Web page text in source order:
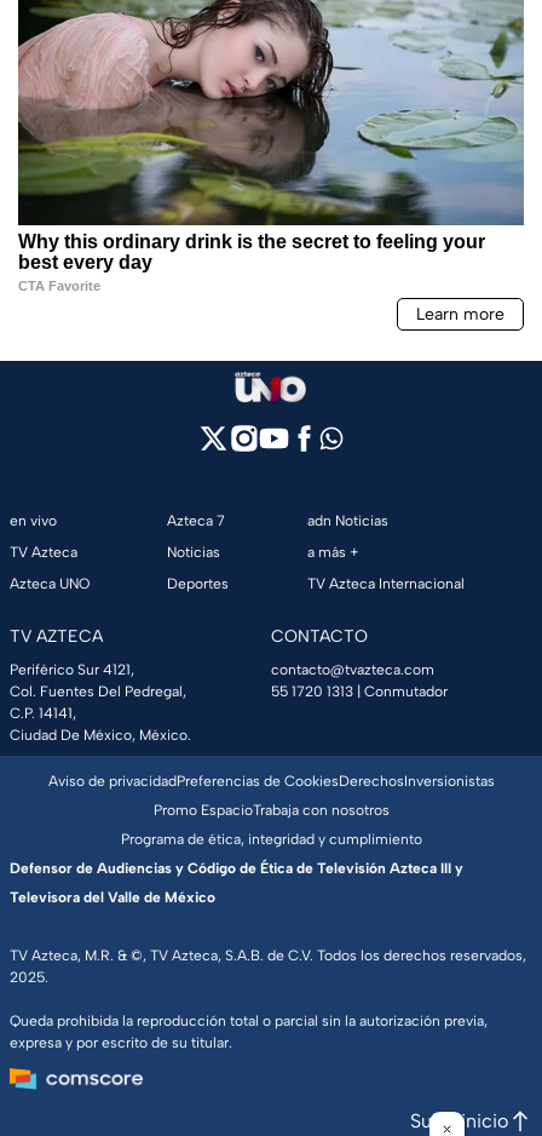
en vivo
TV Azteca
Azteca UNO
Azteca 7
Noticias
Deportes
adn Noticias
a más +
TV Azteca Internacional
TV AZTECA
Periférico Sur 4121,
Col. Fuentes Del Pedregal,
C.P. 14141,
Ciudad De México, México.
CONTACTO
contacto@tvazteca.com
55 1720 1313 | Conmutador
TV Azteca, M.R. & ©, TV Azteca, S.A.B. de C.V. Todos los derechos reservados,
2025.
Queda prohibida la reproducción total o parcial sin la autorización previa,
expresa y por escrito de su titular.
Aviso de privacidadPreferencias de CookiesDerechosInversionistas
Promo EspacioTrabaja con nosotros
Programa de ética, integridad y cumplimiento
Defensor de Audiencias y Código de Ética de Televisión Azteca III y
Televisora del Valle de México
Subir inicio